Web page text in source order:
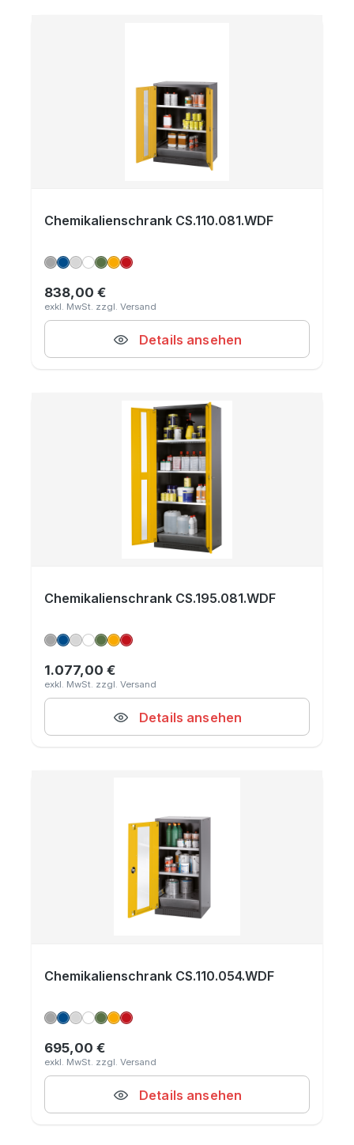
Chemikalienschrank CS.110.081.WDF
Regulärer Preis:
838,00 €
Details ansehen
Chemikalienschrank CS.195.081.WDF
Regulärer Preis:
1.077,00 €
Details ansehen
Chemikalienschrank CS.110.054.WDF
Regulärer Preis:
695,00 €
Details ansehen